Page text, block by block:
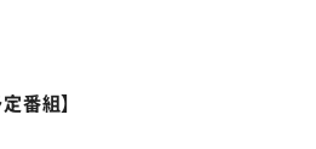
番組】